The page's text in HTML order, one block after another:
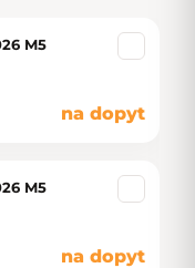
M5
na dopyt
M5
na dopyt